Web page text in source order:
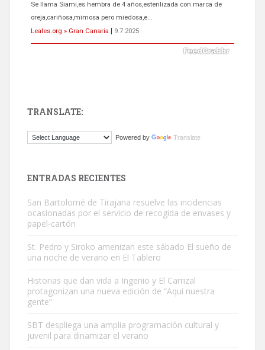
El ayuntamiento se va a llevar a Los Gatos callejeros de la zona los
próximos días, ella incluida...
Leales.org » Gran Canaria
9.7.2025
Este gato macho ha aparecido en la calle hace menos de un mes,
Busco adopción responsable para mi perra. Pastor alemán,
hembra, 4 años. Por motivos personales ...
Leales.org » Gran Canaria
TRANSLATE:
Powered by Translate
ENTRADAS RECIENTES
San Bartolomé de Tirajana resuelve las incidencias
ocasionadas por el servicio de recogida de envases y
papel-cartón
St. Pedro y Siroko amenizan este sábado El sueño de
una noche de verano en El Tablero
Historias que dan vida a Ingenio y El Carrizal
protagonizan una nueva edición de “Aquí nuestra
gente”
SBT despliega una amplia programación cultural y
juvenil para dinamizar el verano